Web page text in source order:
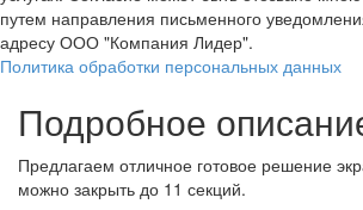
путем направления письменного
адресу ООО "Компания Лидер".
Политика обработки персональных данных
Подробное
Предлагаем отличное готовое решение
можно закрыть до 11 секций.